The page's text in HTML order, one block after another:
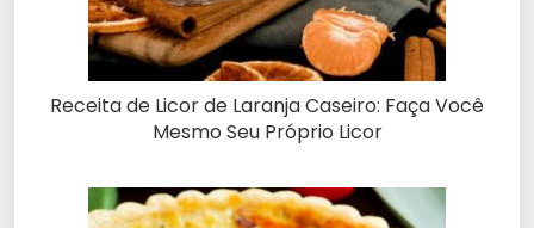
Receita de Licor de Laranja Caseiro: Faça Você
Mesmo Seu Próprio Licor